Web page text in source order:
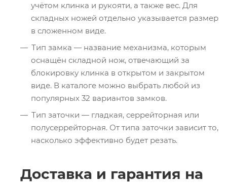
учётом клинка и рукояти, а также вес. Для
складных ножей отдельно указывается размер
в сложенном виде.
Тип замка — название механизма, которым
оснащён складной нож, отвечающий за
блокировку клинка в открытом и закрытом
виде. В каталоге можно выбрать любой из
популярных 32 вариантов замков.
Тип заточки — гладкая, серрейторная или
полусеррейторная. От типа заточки зависит то,
насколько эффективно будет резать.
Доставка и гарантия на